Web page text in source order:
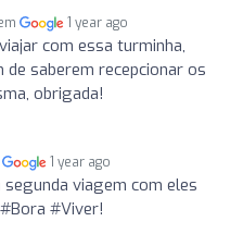
1 year ago
com essa turminha,
saberem recepcionar os
obrigada!
1 year ago
segunda viagem com eles
#Viver!